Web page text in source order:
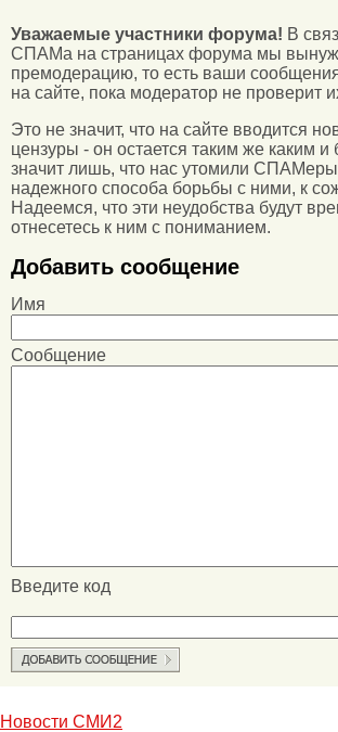
Уважаемые участники форума! В
СПАМа на страницах форума мы
премодерацию, то есть ваши
на сайте, пока модератор не проверит
Это не значит, что на сайте вводится
цензуры - он остается таким же каким и
значит лишь, что нас утомили
надежного способа борьбы с ними, к
Надеемся, что эти неудобства будут
отнесетесь к ним с пониманием.
Добавить сообщение
Имя
Сообщение
Введите код
Новости СМИ2